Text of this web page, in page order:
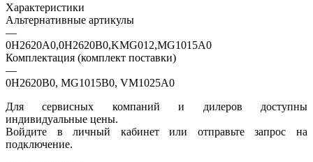
Характеристики
Альтернативные артикулы
—
0H2620A0,0H2620B0,KMG012,MG1015A0
Комплектация (комплект поставки)
—
0H2620B0, MG1015B0, VM1025A0
Для сервисных компаний и дилеров доступны
индивидуальные цены.
Войдите в личный кабинет или отправьте запрос на
подключение.